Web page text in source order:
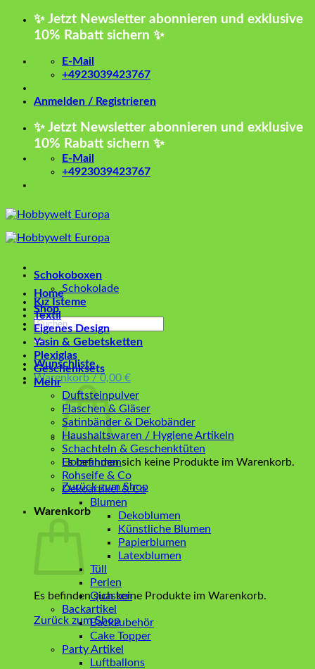
Zum
✨ Jetzt Newsletter abonnieren und exklusive
10% Rabatt sichern ✨
E-Mail
+4923039423767
Anmelden / Registrieren
✨ Jetzt Newsletter abonnieren und exklusive
10% Rabatt sichern ✨
E-Mail
+4923039423767
Home
Shop
Suchen
nach:
Wunschliste
Warenkorb / 0,00 €
Es befinden sich keine Produkte im Warenkorb.
Zurück zum Shop
Warenkorb
Es befinden sich keine Produkte im Warenkorb.
Zurück zum Shop
Schokoboxen
Schokolade
Kız İsteme
Textil
Eigenes Design
Yasin & Gebetsketten
Plexiglas
Geschenksets
Mehr
Duftsteinpulver
Flaschen & Gläser
Satinbänder & Dekobänder
Haushaltswaren / Hygiene Artikeln
Schachteln & Geschenktüten
Holzrahmen
Rohseife & Co
Dekoartikel & Co
Blumen
Dekoblumen
Künstliche Blumen
Papierblumen
Latexblumen
Tüll
Perlen
Quasten
Backartikel
Backzubehör
Cake Topper
Party Artikel
Luftballons